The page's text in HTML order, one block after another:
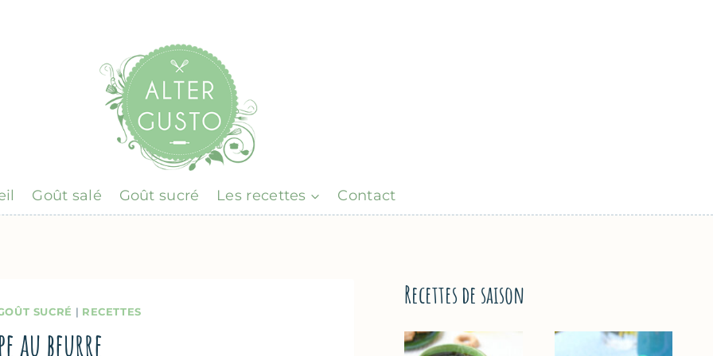
Goût salé Goût sucré Les recettes Contact
SUCRÉ | RECETTES
au beurre
Recettes de saison